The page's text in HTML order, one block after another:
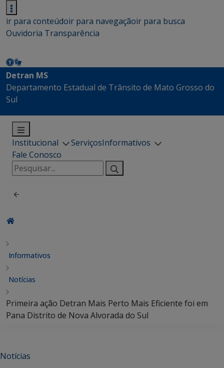
ir para conteúdoir para navegaçãoir para busca
Ouvidoria Transparência
Detran MS
Departamento Estadual de Trânsito de Mato Grosso do
Sul
Institucional ServiçosInformativos
Fale Conosco
Pesquisar
por:
Informativos
Notícias
Primeira ação Detran Mais Perto Mais Eficiente foi em
Pana Distrito de Nova Alvorada do Sul
Notícias